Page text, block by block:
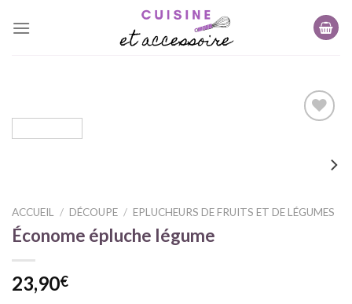
Ajouter
d'envie
ACCUEIL / DÉCOUPE / EPLUCHEURS DE FRUITS ET DE LÉGUMES
Économe épluche légume
23,90€